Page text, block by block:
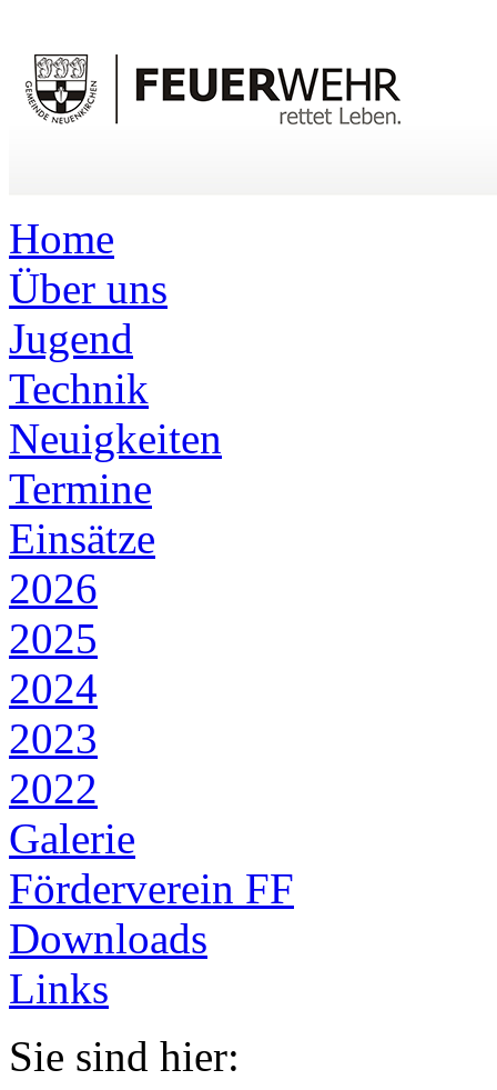
Home
Über uns
Jugend
Technik
Neuigkeiten
Termine
Einsätze
2026
2025
2024
2023
2022
Galerie
Förderverein FF
Downloads
Links
Sie sind hier: